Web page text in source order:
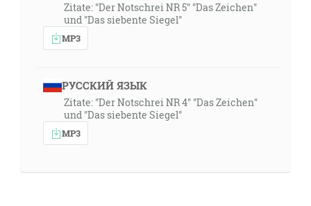
Zitate: "Der Notschrei NR 5" "Das Zeichen"
und "Das siebente Siegel"
MP3
РУССКИЙ ЯЗЫК
Zitate: "Der Notschrei NR 4" "Das Zeichen"
und "Das siebente Siegel"
MP3